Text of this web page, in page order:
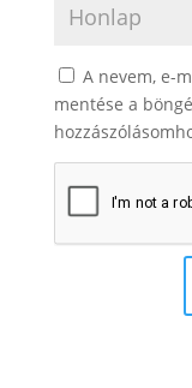
A nevem, e-
mentése a